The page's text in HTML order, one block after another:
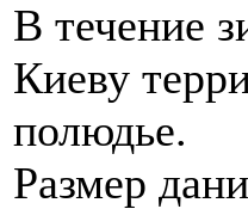
В течение
Киеву
полюдье.
Размер